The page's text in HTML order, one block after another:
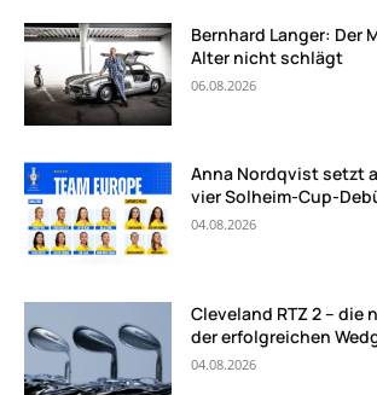
Bernhard Langer: Der
Alter nicht schlägt
06.08.2026
Anna Nordqvist setzt
vier Solheim-Cup-
04.08.2026
Cleveland RTZ 2 – die
der erfolgreichen
04.08.2026